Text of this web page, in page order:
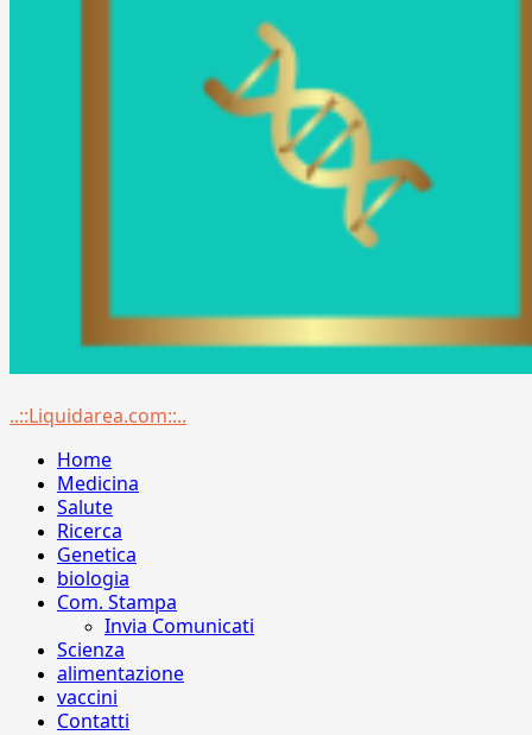
Menu
..::Liquidarea.com::..
Home
Medicina
Salute
Ricerca
Genetica
biologia
Com. Stampa
Invia Comunicati
Scienza
alimentazione
vaccini
Contatti